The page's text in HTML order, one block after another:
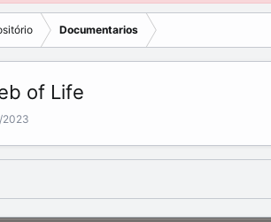
Documentarios
of Life
2023